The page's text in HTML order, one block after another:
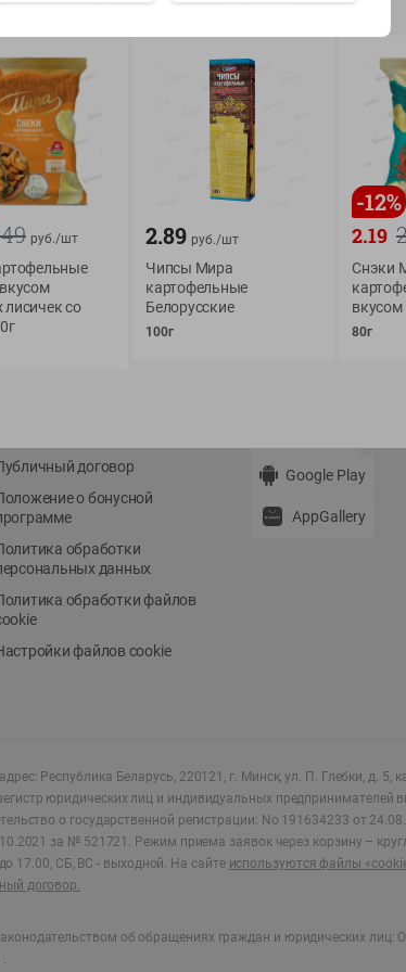
Показать 15-28 из 77
сервисе
доставки
товара
договор
о бонусной
обработки
данных
обработки файлов
файлов cookie
Мой Green
История покупок
Обратная связь
Google Play
AppGallery
Республика Беларусь, 220121, г. Минск, ул. П. Глебки, д. 5,
юридических лиц и индивидуальных предпринимателей
о государственной регистрации: No 191634233 от
за № 521721. Режим приема заявок через корзину –
17.00, СБ, ВС - выходной. На сайте используются файлы
договор.
об обращениях граждан и юридических лиц:
руб./шт
со
2.89 руб./шт
Чипсы Мира
картофельные
Белорусские
100г
-12%
2.19
Снэки
вкусом
80г